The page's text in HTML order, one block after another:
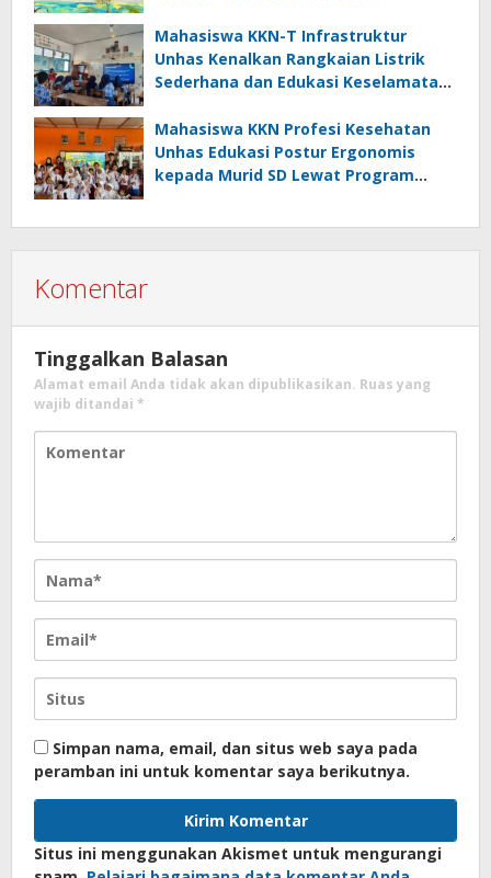
Mahasiswa KKN-T Infrastruktur
Unhas Kenalkan Rangkaian Listrik
Sederhana dan Edukasi Keselamatan
Langkeang
Mahasiswa KKN Profesi Kesehatan
Unhas Edukasi Postur Ergonomis
kepada Murid SD Lewat Program
Komentar
Tinggalkan Balasan
Alamat email Anda tidak akan dipublikasikan. Ruas yang
wajib ditandai *
Simpan nama, email, dan situs web saya pada
peramban ini untuk komentar saya berikutnya.
Situs ini menggunakan Akismet untuk mengurangi